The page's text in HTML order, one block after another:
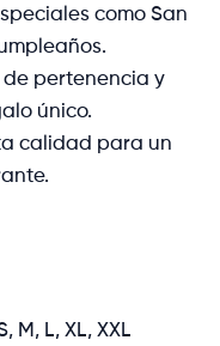
como San
pertenencia y
único.
calidad para un
L, XL, XXL